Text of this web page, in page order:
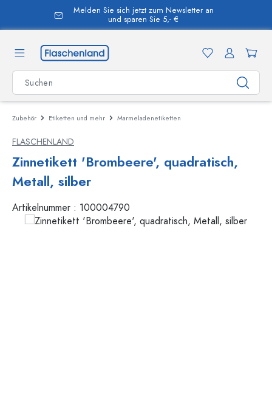
springen
Melden Sie sich jetzt zum Newsletter an
und sparen Sie 5,- €
Zubehör Etiketten und mehr Marmeladenetiketten
FLASCHENLAND
Zinnetikett 'Brombeere', quadratisch,
Metall, silber
Artikelnummer : 100004790